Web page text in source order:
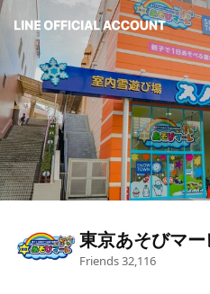
東京あそびマー
Friends32,116